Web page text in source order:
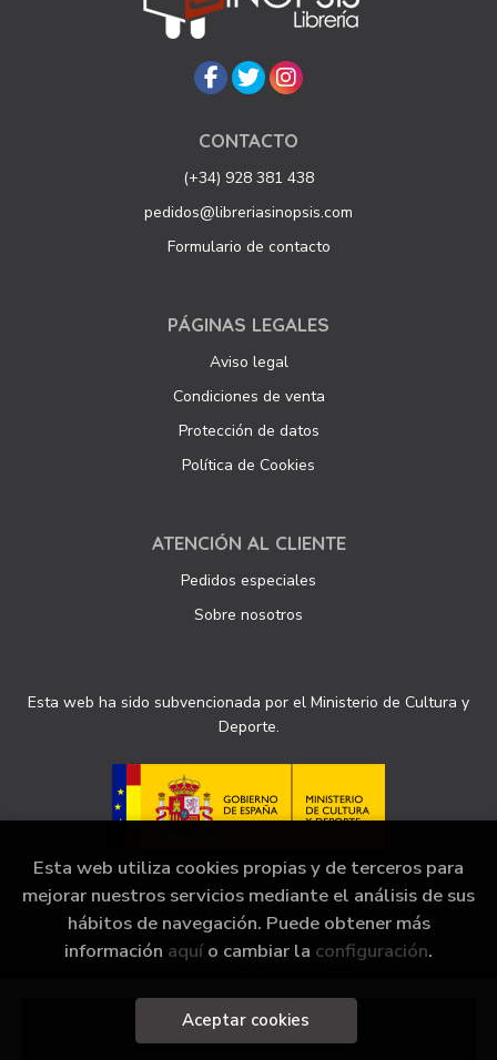
Añadir a mi cesta
CONTACTO
(+34) 928 381 438
pedidos@libreriasinopsis.com
Formulario de contacto
PÁGINAS LEGALES
Aviso legal
Condiciones de venta
Protección de datos
Política de Cookies
ATENCIÓN AL CLIENTE
Pedidos especiales
Sobre nosotros
Esta web ha sido subvencionada por el Ministerio de Cultura y
Deporte.
2026 ©Librería Sinopsis . Todos los Derechos
Reservados |Grupo Trevenque
Esta web utiliza cookies propias y de terceros para
mejorar nuestros servicios mediante el análisis de sus
hábitos de navegación. Puede obtener más
información aquí o cambiar la configuración.
Aceptar cookies